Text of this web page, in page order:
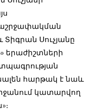
Տիգրան Սուչյանը
երաժիշտների
հարթակ է նաև
կատարվող